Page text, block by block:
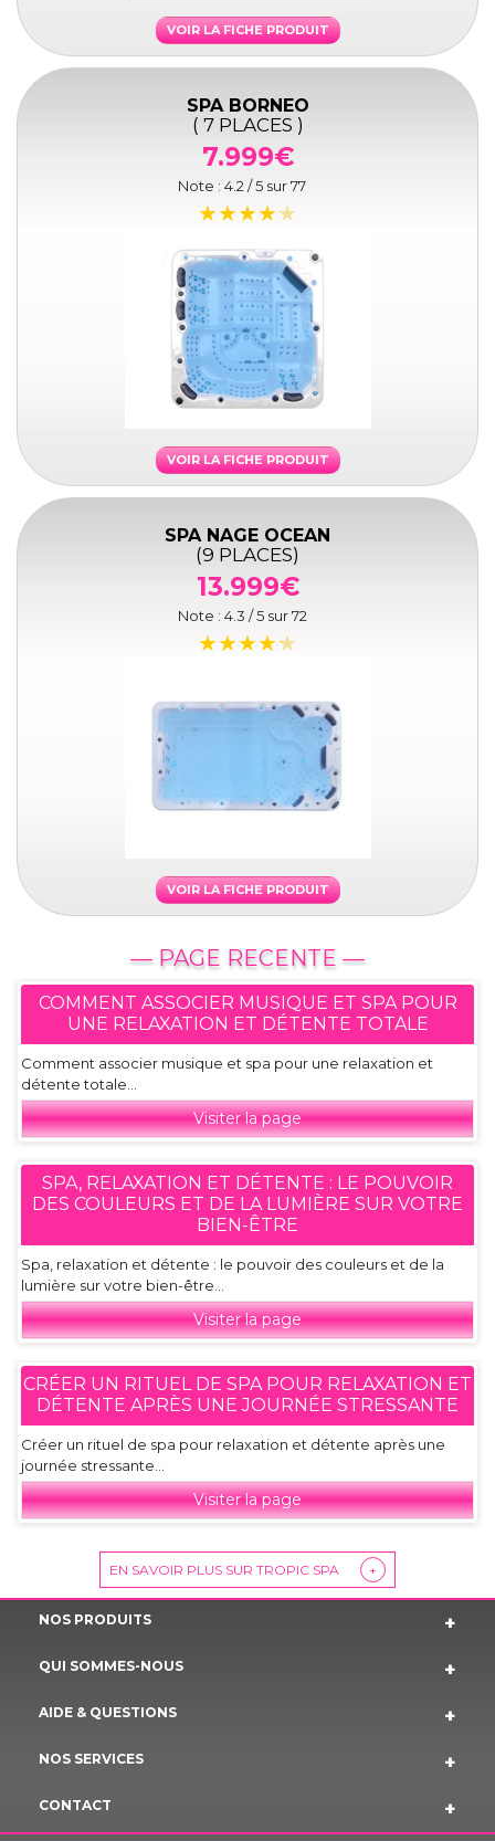
VOIR LA FICHE PRODUIT
SPA BORNEO
( 7 PLACES )
7.999€
Note : 4.2 / 5 sur77
VOIR LA FICHE PRODUIT
SPA NAGE OCEAN
(9 PLACES)
13.999€
Note : 4.3 / 5 sur72
VOIR LA FICHE PRODUIT
— PAGE RECENTE —
COMMENT ASSOCIER MUSIQUE ET SPA POUR
UNE RELAXATION ET DÉTENTE TOTALE
Comment associer musique et spa pour une relaxation et
détente totale...
Visiter la page
SPA, RELAXATION ET DÉTENTE : LE POUVOIR
DES COULEURS ET DE LA LUMIÈRE SUR VOTRE
BIEN-ÊTRE
Spa, relaxation et détente : le pouvoir des couleurs et de la
lumière sur votre bien-être...
Visiter la page
CRÉER UN RITUEL DE SPA POUR RELAXATION ET
DÉTENTE APRÈS UNE JOURNÉE STRESSANTE
Créer un rituel de spa pour relaxation et détente après une
journée stressante...
Visiter la page
EN SAVOIR PLUS SUR TROPIC SPA +
NOS PRODUITS
QUI SOMMES-NOUS
AIDE & QUESTIONS
NOS SERVICES
CONTACT